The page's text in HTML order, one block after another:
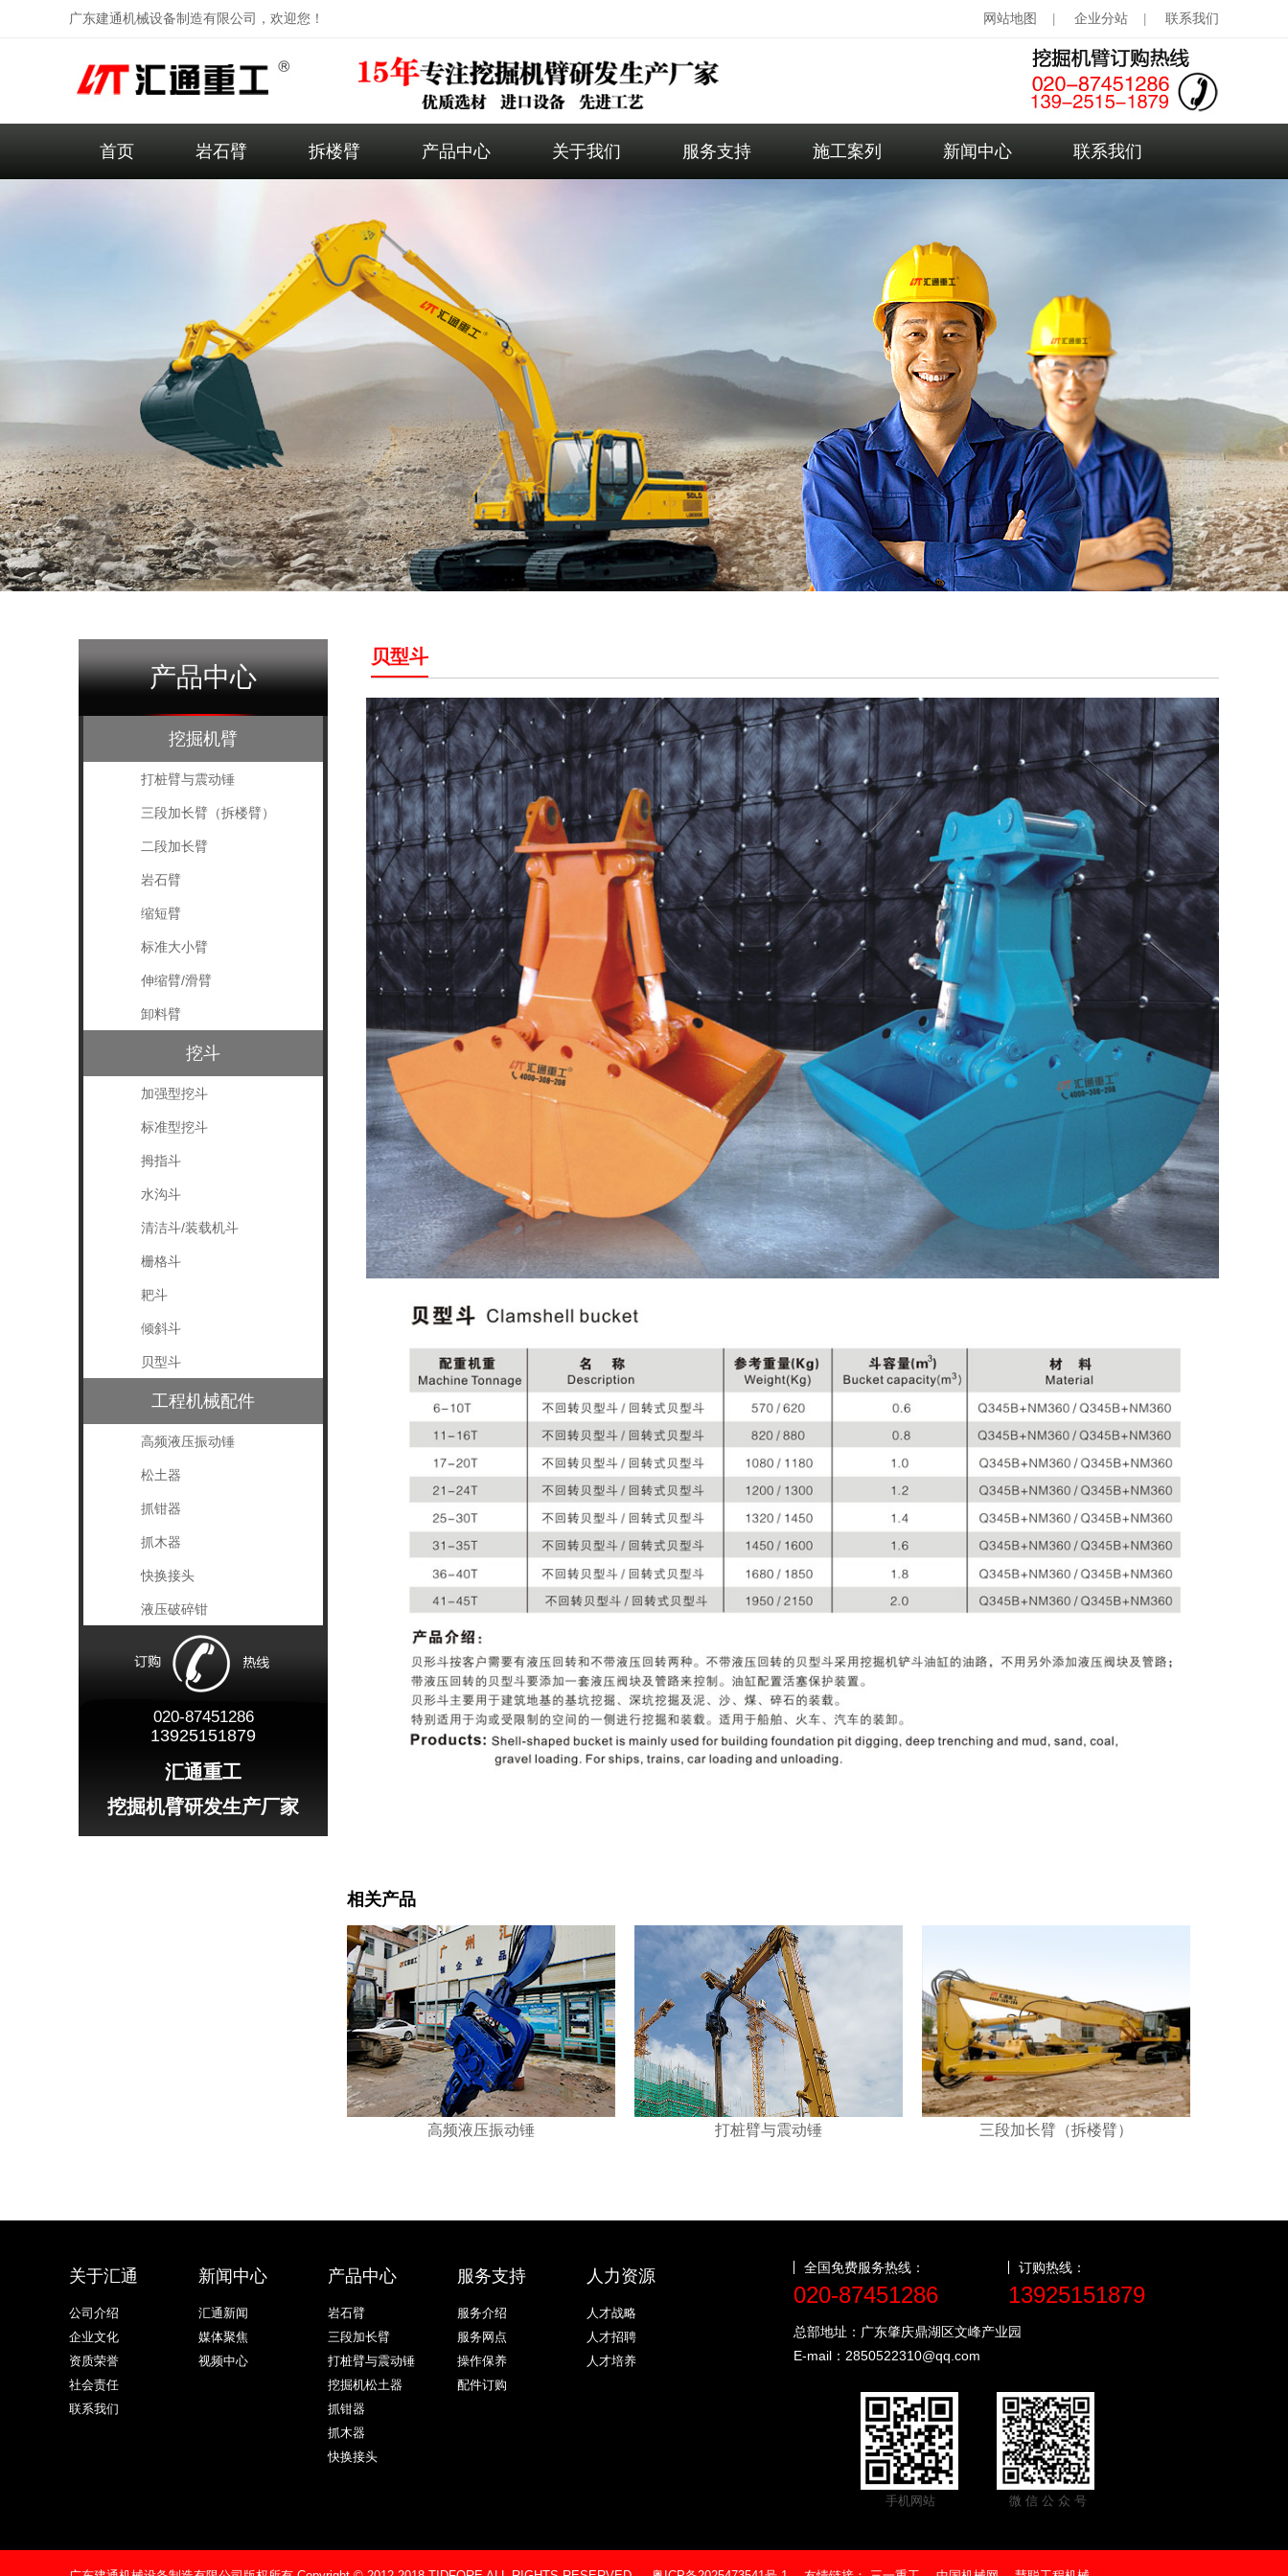
广东建通机械设备制造有限公司，欢迎您！ 网站地图 企业分站 联系我们
首页 岩石臂 拆楼臂 产品中心 关于我们 服务支持 施工案列 新闻中心 联系我们
产品中心
挖掘机臂
打桩臂与震动锤
三段加长臂（拆楼臂）
二段加长臂
岩石臂
缩短臂
标准大小臂
伸缩臂/滑臂
卸料臂
挖斗
加强型挖斗
标准型挖斗
拇指斗
水沟斗
清洁斗/装载机斗
栅格斗
耙斗
倾斜斗
贝型斗
工程机械配件
高频液压振动锤
松土器
抓钳器
抓木器
快换接头
液压破碎钳
020-87451286
13925151879
汇通重工
挖掘机臂研发生产厂家
贝型斗
相关产品
高频液压振动锤 打桩臂与震动锤 三段加长臂（拆楼臂）
关于汇通
公司介绍
企业文化
资质荣誉
社会责任
联系我们
新闻中心
汇通新闻
媒体聚焦
视频中心
产品中心
岩石臂
三段加长臂
打桩臂与震动锤
挖掘机松土器
抓钳器
抓木器
快换接头
服务支持
服务介绍
服务网点
操作保养
配件订购
人力资源
人才战略
人才招聘
人才培养
全国免费服务热线：
020-87451286
订购热线：
13925151879
总部地址：广东肇庆鼎湖区文峰产业园
E-mail： 2850522310@qq.com
手机网站 微 信 公 众 号